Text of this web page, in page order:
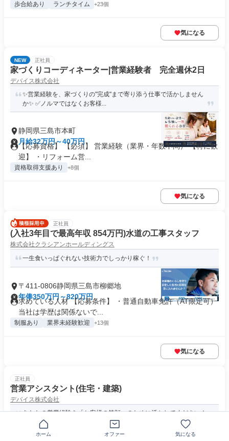
歩合給あり ランチタイム +23個
気になる
NEW 正社員
家づくりコーディネーター|営業経験者 完全週休2日
デバイス株式会社
✨営業経験を、家づくりの"完成"まで寄り添う仕事で活かしません
か✨ ✅ノルマではなくお客様...
静岡県三島市本町
月給32万円～40万円
【応募資格】 【必須】 営業経験（業界・年数不問） 【特に歓
迎】 ・リフォーム営...
資格取得支援あり +8個
気になる
正社員
(入社3年目で最高年収 854万円)水道の工事スタッフ
株式会社クラシアンホールディングス
一生食いっぱぐれない技術力でしっかり稼ぐ！
〒411-0806静岡県三島市柳郷地
年俸350万円～820万円
求めている人材 【応募条件】 ・普通自動車免許（AT限定可）
当社は学歴は関係ないで...
制服あり 業界未経験歓迎 +13個
気になる
正社員
営業アシスタント(住宅・建築)
デバイス株式会社
あなたの営業経験を「お客様の笑顔」のために活かしてください！
家づくり全体を繋ぐ架け橋になり...
ホーム オファー 気になる